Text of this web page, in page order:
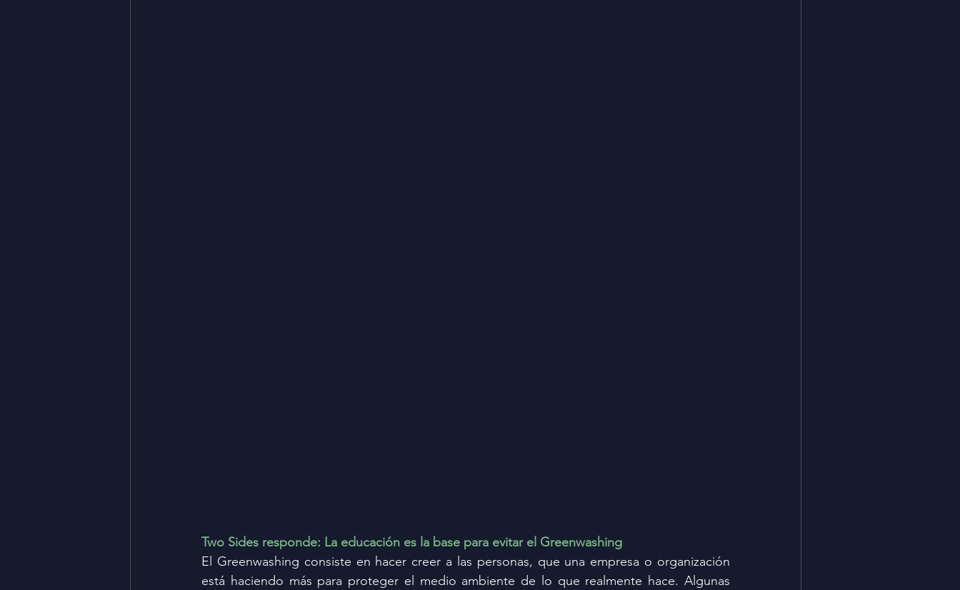
Two Sides responde: La educación es la base para evitar el Greenwashing
El Greenwashing consiste en hacer creer a las personas, que una empresa o organización
está haciendo más para proteger el medio ambiente de lo que realmente hace. Algunas